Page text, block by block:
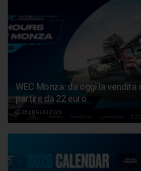
WEC Monza: da oggi la vendita
partire da 22 euro
28 LUGLIO 2026